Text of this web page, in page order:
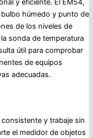
y eficiente. El EM54,
húmedo y punto de
de los niveles de
sonda de temperatura
útil para comprobar
de equipos
adecuadas.
y trabaje sin
el medidor de objetos